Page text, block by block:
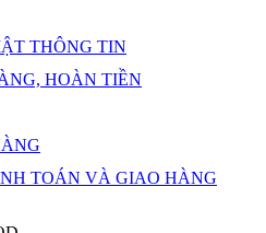
THÔNG TIN
HOÀN TIỀN
TOÁN VÀ GIAO HÀNG